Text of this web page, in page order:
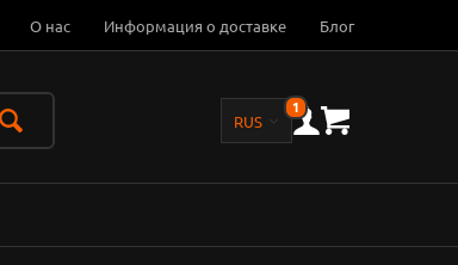
О нас Информация о доставке Блог
1